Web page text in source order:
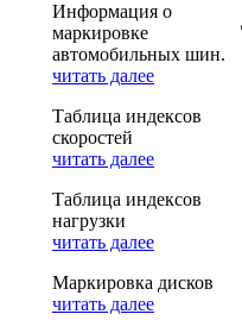
Информация о
маркировке
автомобильных шин.
читать далее
Таблица индексов
скоростей
читать далее
Таблица индексов
нагрузки
читать далее
Маркировка дисков
читать далее